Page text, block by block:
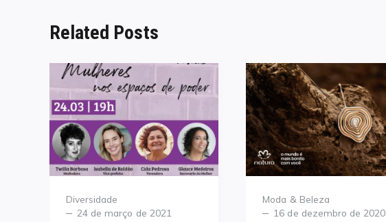
Related Posts
Category
Diversidade
Posted
24 de março de 2021
Category
Moda & Beleza
Posted
16 de dezembro de 2020